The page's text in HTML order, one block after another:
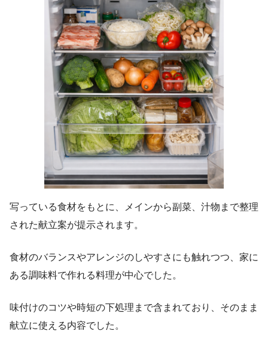
写っている食材をもとに、メインから副菜、汁物まで整理
された献立案が提示されます。
食材のバランスやアレンジのしやすさにも触れつつ、家に
ある調味料で作れる料理が中心でした。
味付けのコツや時短の下処理まで含まれており、そのまま
献立に使える内容でした。